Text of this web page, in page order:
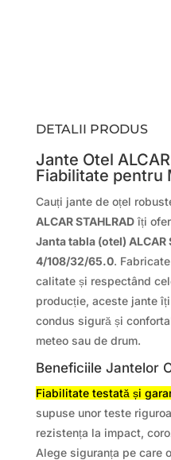
DETALII PRODUS
Jante Otel
Fiabilitate pentru
Cauți jante de oțel
ALCAR STAHLRADîți
Janta tabla (otel) ALCAR
4/108/32/65.0.
calitate și respectând
producție, aceste jante
condus sigură și
meteo sau de drum.
Beneficiile Jantelor
Fiabilitate testată și
supuse unor teste
rezistența la impact,
Alege siguranța pe care